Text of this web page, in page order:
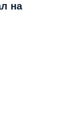
на